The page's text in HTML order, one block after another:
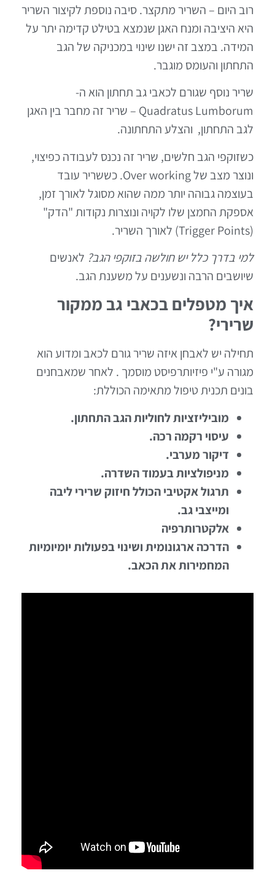
רוב היום – השריר מתקצר. סיבה נוספת לקיצור השריר
היא היציבה ומנח האגן שנמצא בטילט קדימה יתר על
המידה. במצב זה ישנו שינוי במכניקה של הגב
התחתון והעומס מוגבר.
שריר נוסף שגורם לכאבי גב תחתון הוא ה-
Quadratus Lumborum – שריר זה מחבר בין האגן
לגב התחתון, והצלע התחתונה.
כשזוקפי הגב חלשים, שריר זה נכנס לעבודה כפיצוי,
ונוצר מצב של Over working. כששריר עובד
בעוצמה גבוהה יותר ממה שהוא מסוגל לאורך זמן,
אספקת החמצן שלו לקויה ונוצרות נקודות "הדק"
(Trigger Points) לאורך השריר.
למי בדרך כלל יש חולשה בזוקפי הגב? לאנשים
שיושבים הרבה ונשענים על משענת הגב.
איך מטפלים בכאבי גב ממקור
שרירי?
תחילה יש לאבחן איזה שריר גורם לכאב ומדוע הוא
מגורה ע"י פיזיותרפיסט מוסמך . לאחר שמאבחנים
בונים תכנית טיפול מתאימה הכוללת:
מוביליזציות לחוליות הגב התחתון.
עיסוי רקמה רכה.
דיקור מערבי.
מניפולציות בעמוד השדרה.
תרגול אקטיבי הכולל חיזוק שרירי ליבה
ומייצבי גב.
אלקטרותרפיה
הדרכה ארגונומית ושינוי בפעולות יומיומיות
המחמירות את הכאב.